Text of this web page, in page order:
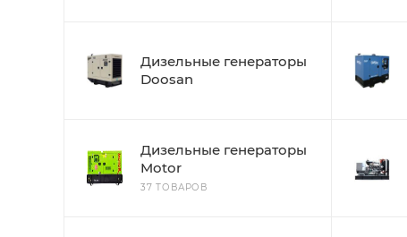
Дизельные генераторы
Doosan
Дизельные генераторы
Motor
37 ТОВАРОВ